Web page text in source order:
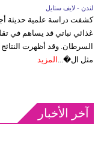
لندن - لايف ستايل
كشفت دراسة علمية حديثة
غذائي نباتي قد يساهم في
السرطان. وقد أظهرت
مثل ال�...
المزيد
آخر الأخبار